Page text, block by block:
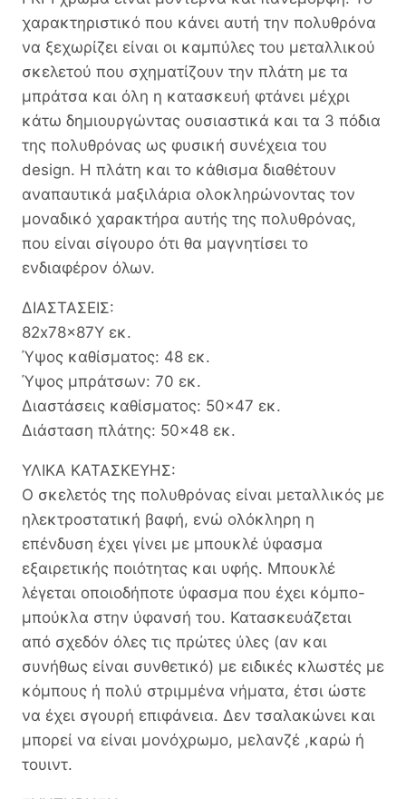
χαρακτηριστικό που κάνει αυτή την πολυθρόνα
να ξεχωρίζει είναι οι καμπύλες του μεταλλικού
σκελετού που σχηματίζουν την πλάτη με τα
μπράτσα και όλη η κατασκευή φτάνει μέχρι
κάτω δημιουργώντας ουσιαστικά και τα 3 πόδια
της πολυθρόνας ως φυσική συνέχεια του
design. Η πλάτη και το κάθισμα διαθέτουν
αναπαυτικά μαξιλάρια ολοκληρώνοντας τον
μοναδικό χαρακτήρα αυτής της πολυθρόνας,
που είναι σίγουρο ότι θα μαγνητίσει το
ενδιαφέρον όλων.
ΔΙΑΣΤΑΣΕΙΣ:
82x78x87Υ εκ.
Ύψος καθίσματος: 48 εκ.
Ύψος μπράτσων: 70 εκ.
Διαστάσεις καθίσματος: 50×47 εκ.
Διάσταση πλάτης: 50×48 εκ.
ΥΛΙΚΑ ΚΑΤΑΣΚΕΥΗΣ:
Ο σκελετός της πολυθρόνας είναι μεταλλικός με
ηλεκτροστατική βαφή, ενώ ολόκληρη η
επένδυση έχει γίνει με μπουκλέ ύφασμα
εξαιρετικής ποιότητας και υφής. Μπουκλέ
λέγεται οποιοδήποτε ύφασμα που έχει κόμπο-
μπούκλα στην ύφανσή του. Κατασκευάζεται
από σχεδόν όλες τις πρώτες ύλες (αν και
συνήθως είναι συνθετικό) με ειδικές κλωστές με
κόμπους ή πολύ στριμμένα νήματα, έτσι ώστε
να έχει σγουρή επιφάνεια. Δεν τσαλακώνει και
μπορεί να είναι μονόχρωμο, μελανζέ ,καρώ ή
τουιντ.